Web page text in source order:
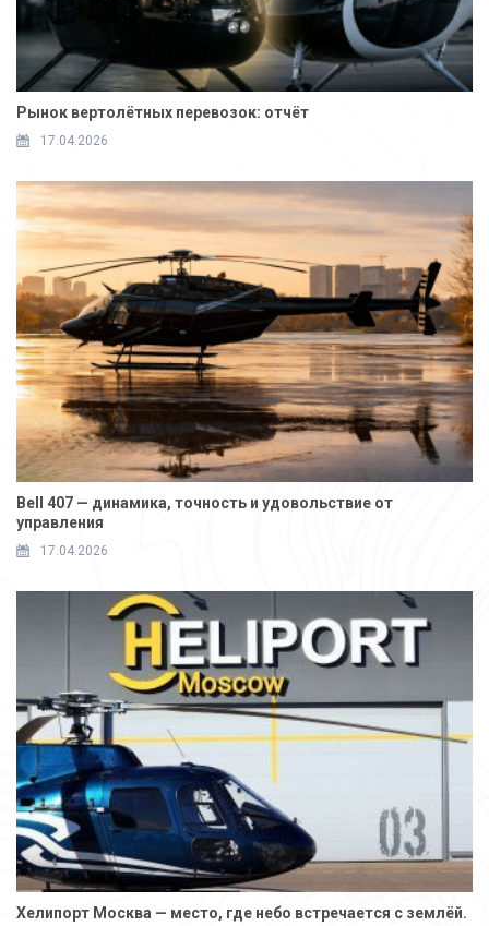
Рынок вертолётных перевозок: отчёт
17.04.2026
Bell 407 — динамика, точность и удовольствие от
управления
17.04.2026
Хелипорт Москва — место, где небо встречается с землёй.